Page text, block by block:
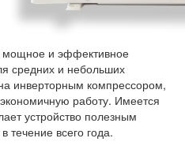
мощное и эффективное
средних и небольших
инверторным компрессором,
работу. Имеется
устройство полезным
течение всего года.